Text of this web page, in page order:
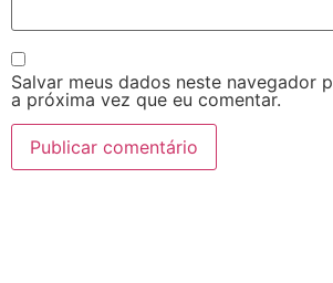
Salvar meus dados neste navegador
a próxima vez que eu comentar.